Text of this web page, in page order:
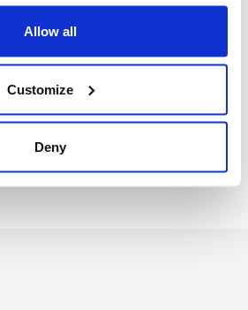
Allow all
Customize
Deny
DK-5260 Odense S |
Dänemark
Tel. +45 6395 5555 |
www.texas.dk | VAT DK
66212319